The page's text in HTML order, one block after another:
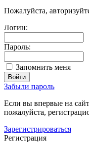
Пожалуйста,
Логин:
Пароль:
Запомнить меня
Забыли пароль
Если вы впервые на
пожалуйста,
Зарегистрироваться
Регистрация